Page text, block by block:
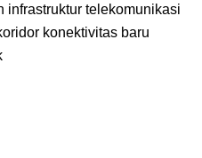
infrastruktur telekomunikasi
konektivitas baru